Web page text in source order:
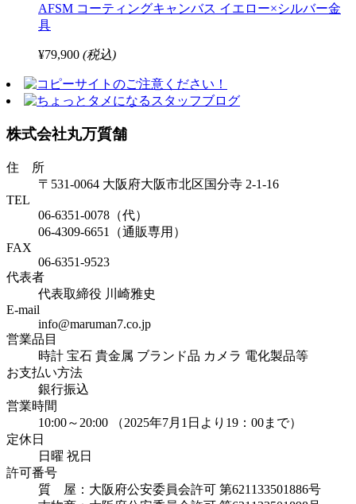
AFSM コーティングキャンバス イエロー×シルバー金
具
¥79,900 (税込)
株式会社丸万質舗
住 所
〒531-0064 大阪府大阪市北区国分寺 2-1-16
TEL
06-6351-0078（代）
06-4309-6651（通販専用）
FAX
06-6351-9523
代表者
代表取締役 川崎雅史
E-mail
info@maruman7.co.jp
営業品目
時計 宝石 貴金属 ブランド品 カメラ 電化製品等
お支払い方法
銀行振込
営業時間
10:00～20:00 （2025年7月1日より19：00まで）
定休日
日曜 祝日
許可番号
質 屋：大阪府公安委員会許可 第621133501886号